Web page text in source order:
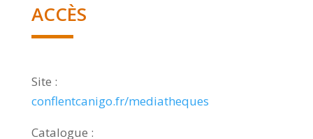
ACCÈS
Site :
conflentcanigo.fr/mediatheques
Catalogue :